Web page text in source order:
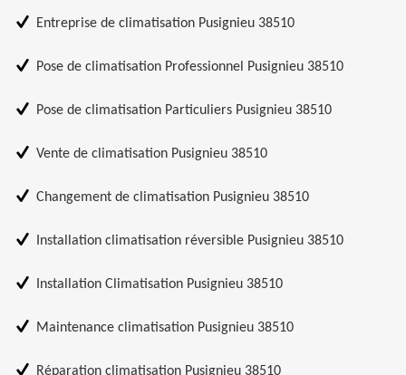
Entreprise de climatisation Pusignieu 38510
Pose de climatisation Professionnel Pusignieu 38510
Pose de climatisation Particuliers Pusignieu 38510
Vente de climatisation Pusignieu 38510
Changement de climatisation Pusignieu 38510
Installation climatisation réversible Pusignieu 38510
Installation Climatisation Pusignieu 38510
Maintenance climatisation Pusignieu 38510
Réparation climatisation Pusignieu 38510